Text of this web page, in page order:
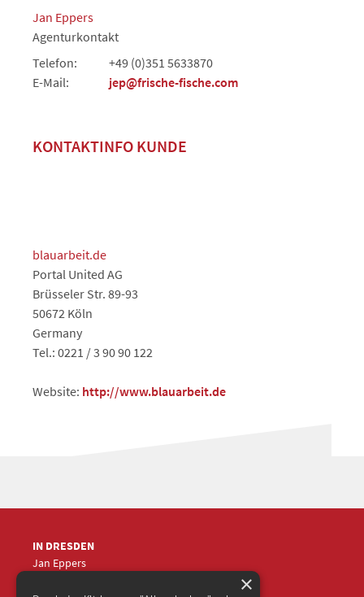
Jan Eppers
Agenturkontakt
Telefon:
+49 (0)351 5633870
E-Mail:
jep@frische-fische.com
KONTAKTINFO KUNDE
blauarbeit.de
Portal United AG
Brüsseler Str. 89-93
50672 Köln
Germany
Tel.: 0221 / 3 90 90 122
Website: http://www.blauarbeit.de
IN DRESDEN
Jan Eppers
×